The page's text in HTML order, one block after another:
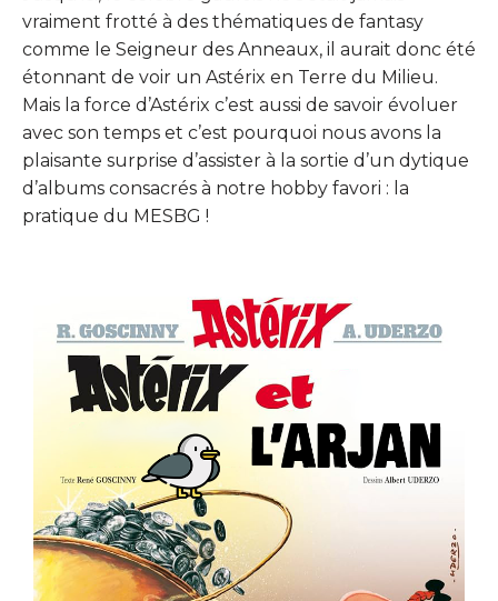
vraiment frotté à des thématiques de fantasy
comme le Seigneur des Anneaux, il aurait donc été
étonnant de voir un Astérix en Terre du Milieu.
Mais la force d’Astérix c’est aussi de savoir évoluer
avec son temps et c’est pourquoi nous avons la
plaisante surprise d’assister à la sortie d’un dytique
d’albums consacrés à notre hobby favori : la
pratique du MESBG !